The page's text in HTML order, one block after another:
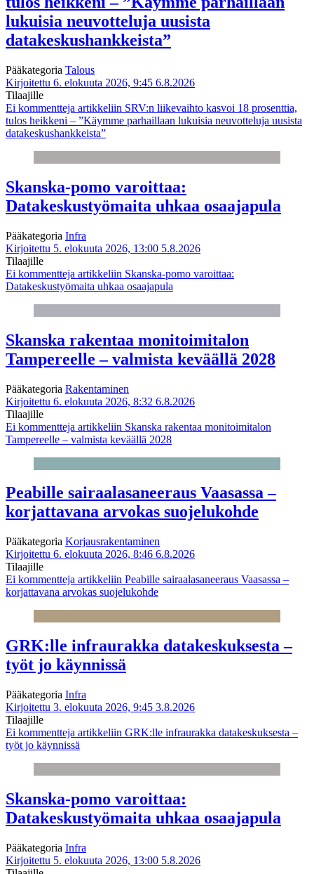
lukuisia neuvotteluja uusista
datakeskushankkeista”
Pääkategoria Talous
Kirjoitettu 6. elokuuta 2026, 9:45 6.8.2026
Tilaajille
Ei kommentteja artikkeliin SRV:n liikevaihto kasvoi 18 prosenttia,
tulos heikkeni – ”Käymme parhaillaan lukuisia neuvotteluja uusista
datakeskushankkeista”
Skanska-pomo varoittaa:
Datakeskustyömaita uhkaa osaajapula
Pääkategoria Infra
Kirjoitettu 5. elokuuta 2026, 13:00 5.8.2026
Tilaajille
Ei kommentteja artikkeliin Skanska-pomo varoittaa:
Datakeskustyömaita uhkaa osaajapula
Skanska rakentaa monitoimitalon
Tampereelle – valmista keväällä 2028
Pääkategoria Rakentaminen
Kirjoitettu 6. elokuuta 2026, 8:32 6.8.2026
Tilaajille
Ei kommentteja artikkeliin Skanska rakentaa monitoimitalon
Tampereelle – valmista keväällä 2028
Peabille sairaalasaneeraus Vaasassa –
korjattavana arvokas suojelukohde
Pääkategoria Korjausrakentaminen
Kirjoitettu 6. elokuuta 2026, 8:46 6.8.2026
Tilaajille
Ei kommentteja artikkeliin Peabille sairaalasaneeraus Vaasassa –
korjattavana arvokas suojelukohde
GRK:lle infraurakka datakeskuksesta –
työt jo käynnissä
Pääkategoria Infra
Kirjoitettu 3. elokuuta 2026, 9:45 3.8.2026
Tilaajille
Ei kommentteja artikkeliin GRK:lle infraurakka datakeskuksesta –
työt jo käynnissä
Skanska-pomo varoittaa:
Datakeskustyömaita uhkaa osaajapula
Pääkategoria Infra
Kirjoitettu 5. elokuuta 2026, 13:00 5.8.2026